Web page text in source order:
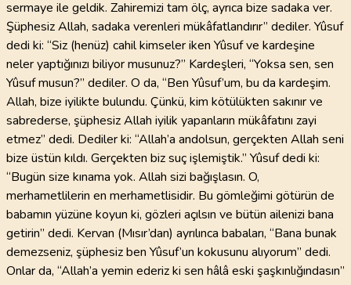
sermaye ile geldik. Zahiremizi tam ölç, ayrıca bize sadaka ver.
Şüphesiz Allah, sadaka verenleri mükâfatlandırır” dediler. Yûsuf
dedi ki: “Siz (henüz) cahil kimseler iken Yûsuf ve kardeşine
neler yaptığınızı biliyor musunuz?” Kardeşleri, “Yoksa sen, sen
Yûsuf musun?” dediler. O da, “Ben Yûsuf’um, bu da kardeşim.
Allah, bize iyilikte bulundu. Çünkü, kim kötülükten sakınır ve
sabrederse, şüphesiz Allah iyilik yapanların mükâfatını zayi
etmez” dedi. Dediler ki: “Allah’a andolsun, gerçekten Allah seni
bize üstün kıldı. Gerçekten biz suç işlemiştik.” Yûsuf dedi ki:
“Bugün size kınama yok. Allah sizi bağışlasın. O,
merhametlilerin en merhametlisidir. Bu gömleğimi götürün de
babamın yüzüne koyun ki, gözleri açılsın ve bütün ailenizi bana
getirin” dedi. Kervan (Mısır’dan) ayrılınca babaları, “Bana bunak
demezseniz, şüphesiz ben Yûsuf’un kokusunu alıyorum” dedi.
Onlar da, “Allah’a yemin ederiz ki sen hâlâ eski şaşkınlığındasın”